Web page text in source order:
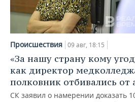
Происшествия 09 авг, 18:15
«За нашу страну кому
как директор
полковник отбивались от
СК заявил о намерении доказать